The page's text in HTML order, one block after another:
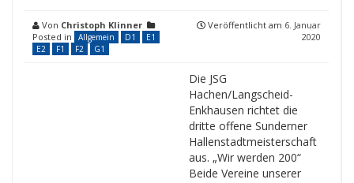
Von Christoph Klinner
Posted in
Allgemein D1
E1
E2
F1 F2 G1
Veröffentlicht am 6. Januar
2020
Die JSG
Hachen/Langscheid-
Enkhausen richtet die
dritte offene Sunderner
Hallenstadtmeisterschaft
aus. „Wir werden 200“
Beide Vereine unserer